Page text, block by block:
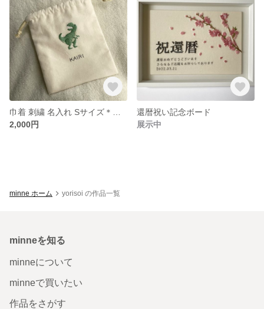
2,000円
還暦祝い記念ボード
展示中
minne ホーム yorisoi の作品一覧
minneを知る
minneについて
minneで買いたい
作品をさがす